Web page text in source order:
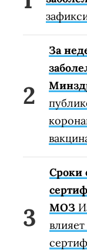
За
Сроки
МОЗ